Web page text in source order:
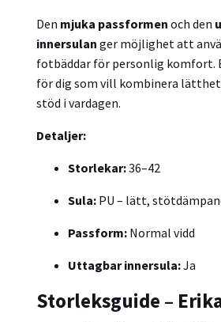
Den mjuka passformen och den
innersulan ger möjlighet att
fotbäddar för personlig komfort.
för dig som vill kombinera
stöd i vardagen.
Detaljer:
Storlekar:36–42
Sula: PU – lätt,
Passform: Normal vidd
Uttagbar innersula:Ja
Storleksguide –